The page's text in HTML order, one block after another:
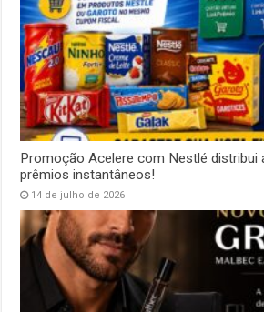
Promoção Acelere com Nestlé distribui
prêmios instantâneos!
14 de julho de 2026